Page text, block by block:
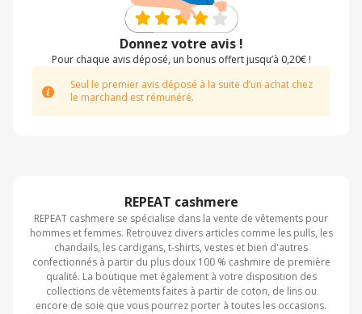
REPEAT cashmere
REPEAT cashmere se spécialise dans la vente de vêtements pour
hommes et femmes. Retrouvez divers articles comme les pulls, les
chandails, les cardigans, t-shirts, vestes et bien d'autres
confectionnés à partir du plus doux 100 % cashmire de première
qualité. La boutique met également à votre disposition des
collections de vêtements faites à partir de coton, de lins ou
encore de soie que vous pourrez porter à toutes les occasions.
Donnez votre avis !
Pour chaque avis déposé, un bonus offert jusqu’à 0,20€ !
Seul le premier avis déposé à la suite d’un achat chez
le marchand est rémunéré.